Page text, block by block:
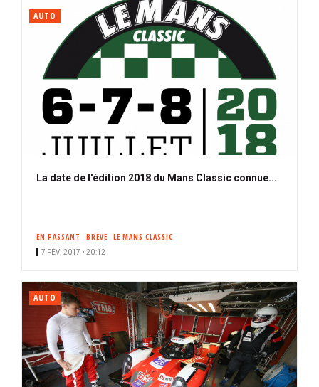
AUTO
La date de l'édition 2018 du Mans Classic connue...
EN PASSANT BRÈVE LE MANS CLASSIC
7 FÉV. 2017 • 20:12
AUTO